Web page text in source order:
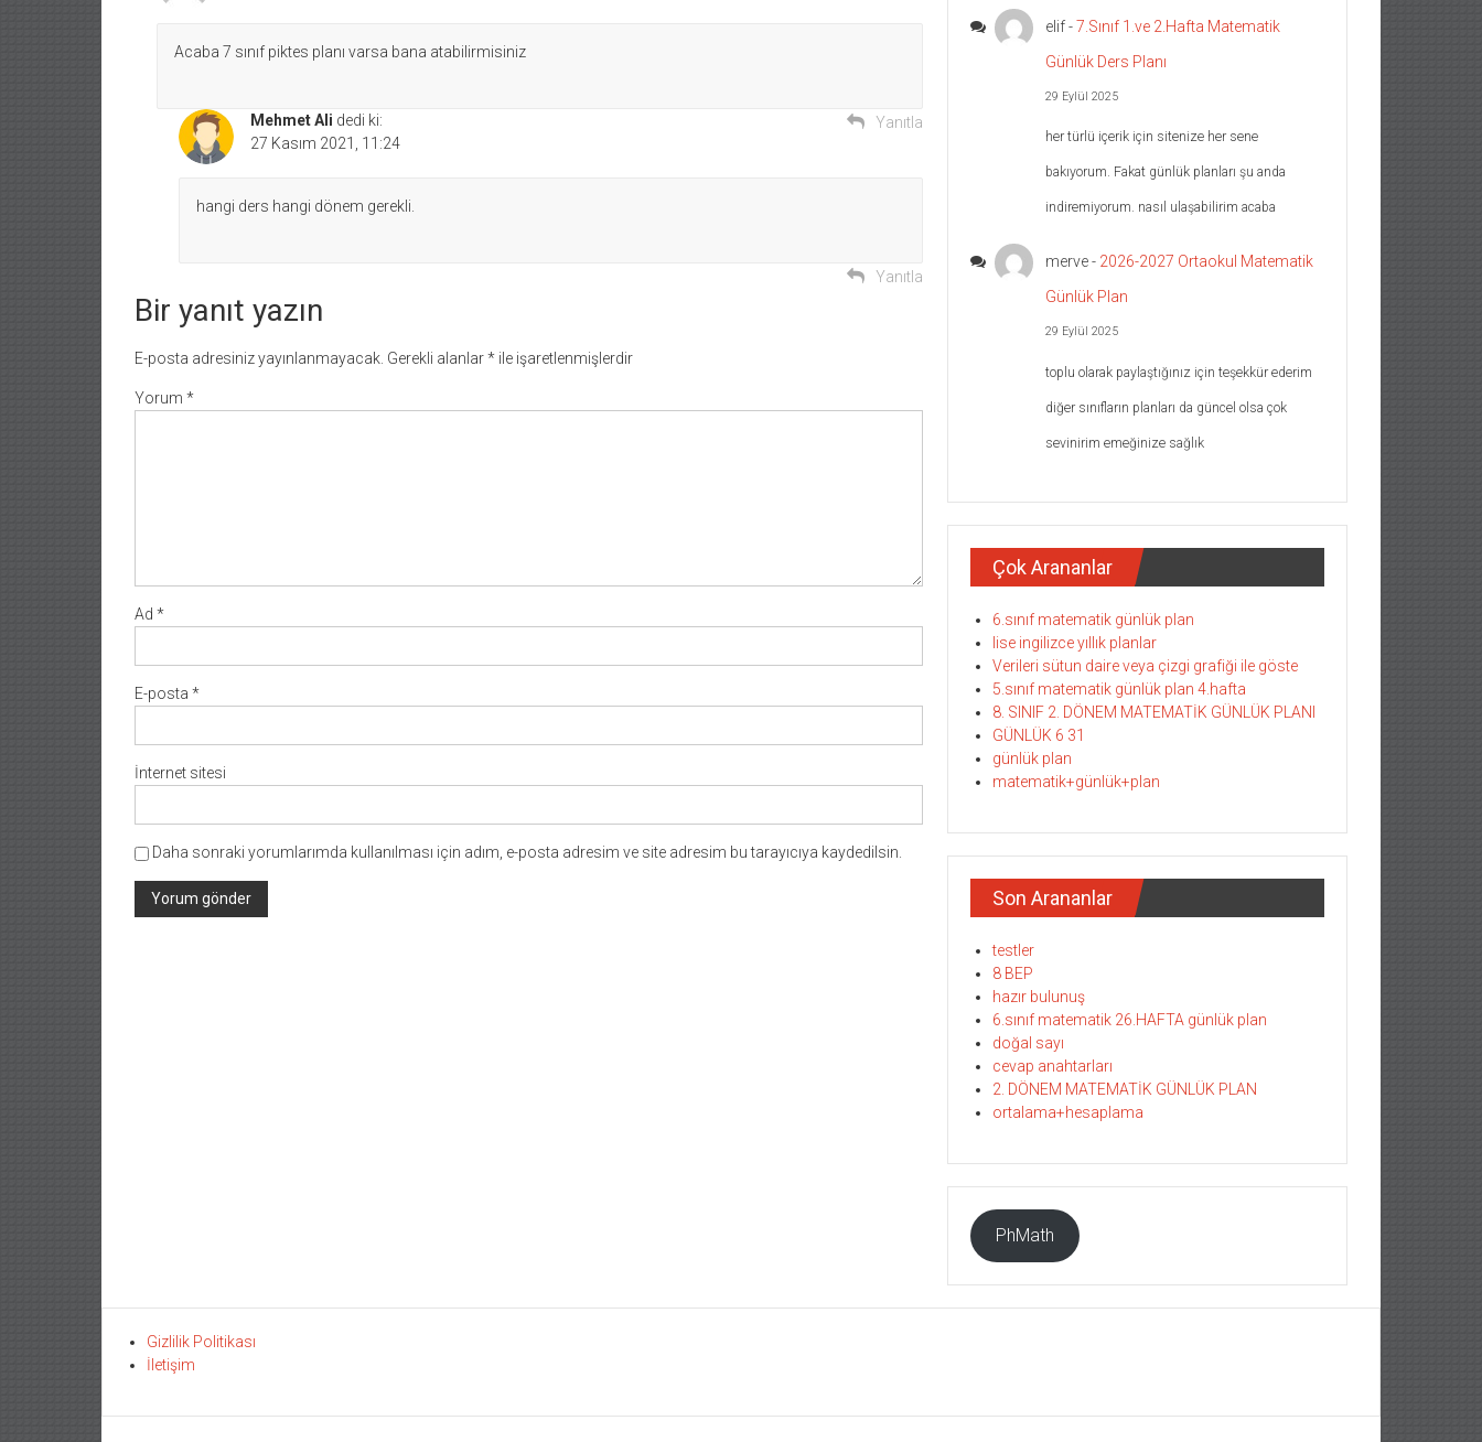
Acaba 7 sınıf piktes planı varsa bana atabilirmisiniz
Yanıtla
Mehmet Ali dedi ki:
27 Kasım 2021, 11:24
hangi ders hangi dönem gerekli.
Yanıtla
Bir yanıt yazın
E-posta adresiniz yayınlanmayacak. Gerekli alanlar* ile işaretlenmişlerdir
Yorum *
Ad *
E-posta *
İnternet sitesi
Daha sonraki yorumlarımda kullanılması için adım, e-posta adresim ve site adresim bu tarayıcıya kaydedilsin.
elif-7.Sınıf 1.ve 2.Hafta Matematik
Günlük Ders Planı
29 Eylül 2025
her türlü içerik için sitenize her sene
bakıyorum. Fakat günlük planları şu anda
indiremiyorum. nasıl ulaşabilirim acaba
merve- 2026-2027 Ortaokul Matematik
Günlük Plan
29 Eylül 2025
toplu olarak paylaştığınız için teşekkür ederim
diğer sınıfların planları da güncel olsa çok
sevinirim emeğinize sağlık
Çok Arananlar
6.sınıf matematik günlük plan
lise ingilizce yıllık planlar
Verileri sütun daire veya çizgi grafiği ile göste
5.sınıf matematik günlük plan 4.hafta
8. SINIF 2. DÖNEM MATEMATİK GÜNLÜK PLANI
GÜNLÜK 6 31
günlük plan
matematik+günlük+plan
Son Arananlar
testler
8 BEP
hazır bulunuş
6.sınıf matematik 26.HAFTA günlük plan
doğal sayı
cevap anahtarları
2. DÖNEM MATEMATİK GÜNLÜK PLAN
ortalama+hesaplama
PhMath
Gizlilik Politikası
İletişim